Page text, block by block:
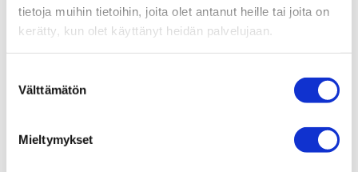
tietoja muihin tietoihin, joita olet antanut heille tai joita on
kerätty, kun olet käyttänyt heidän palvelujaan.
valinta
Välttämätön
Mieltymykset